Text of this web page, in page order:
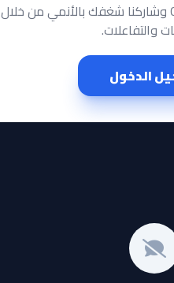
كن جزءاً من عائلة Otanyuu وشاركنا شغفك بالأنمي من خلال
والتفاعلات.
الدخول